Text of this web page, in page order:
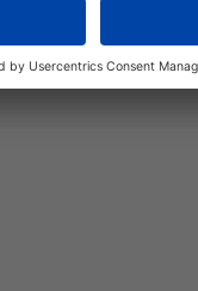
Uhr)